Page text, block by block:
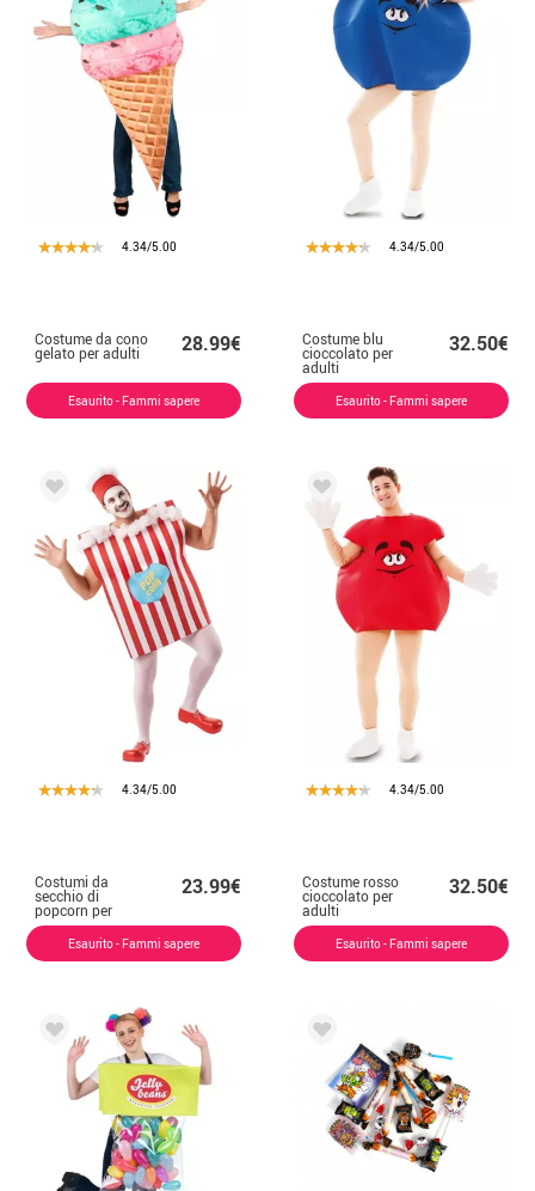
4.34/5.00
Costume da cono
gelato per adulti 28.99€
Esaurito - Fammi sapere
4.34/5.00
Costume blu
cioccolato per
adulti
32.50€
Esaurito - Fammi sapere
4.34/5.00
Costumi da
secchio di
popcorn per
adulti
23.99€
Esaurito - Fammi sapere
4.34/5.00
Costume rosso
cioccolato per
adulti
32.50€
Esaurito - Fammi sapere